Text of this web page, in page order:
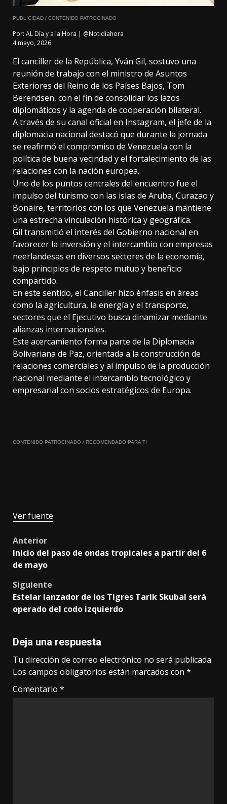
PUBLICIDAD / CONTENIDO PATROCINADO
Por: AL Día y a la Hora | @Notidiahora
4 mayo, 2026
El canciller de la República, Yván Gil, sostuvo una
reunión de trabajo con el ministro de Asuntos
Exteriores del Reino de los Países Bajos, Tom
Berendsen, con el fin de consolidar los lazos
diplomáticos y la agenda de cooperación bilateral.
A través de su canal oficial en Instagram, el jefe de la
diplomacia nacional destacó que durante la jornada
se reafirmó el compromiso de Venezuela con la
política de buena vecindad y el fortalecimiento de las
relaciones con la nación europea.
Uno de los puntos centrales del encuentro fue el
impulso del turismo con las islas de Aruba, Curazao y
Bonaire, territorios con los que Venezuela mantiene
una estrecha vinculación histórica y geográfica.
Gil transmitió el interés del Gobierno nacional en
favorecer la inversión y el intercambio con empresas
neerlandesas en diversos sectores de la economía,
bajo principios de respeto mutuo y beneficio
compartido.
En este sentido, el Canciller hizo énfasis en áreas
como la agricultura, la energía y el transporte,
sectores que el Ejecutivo busca dinamizar mediante
alianzas internacionales.
Este acercamiento forma parte de la Diplomacia
Bolivariana de Paz, orientada a la construcción de
relaciones comerciales y al impulso de la producción
nacional mediante el intercambio tecnológico y
empresarial con socios estratégicos de Europa.
CONTENIDO PATROCINADO / RECOMENDADO PARA TI
Ver fuente
Post
navigation
Anterior
Inicio del paso de ondas tropicales a partir del 6
de mayo
Siguiente
Estelar lanzador de los Tigres Tarik Skubal será
operado del codo izquierdo
Deja una respuesta
Tu dirección de correo electrónico no será publicada.
Los campos obligatorios están marcados con *
Comentario *